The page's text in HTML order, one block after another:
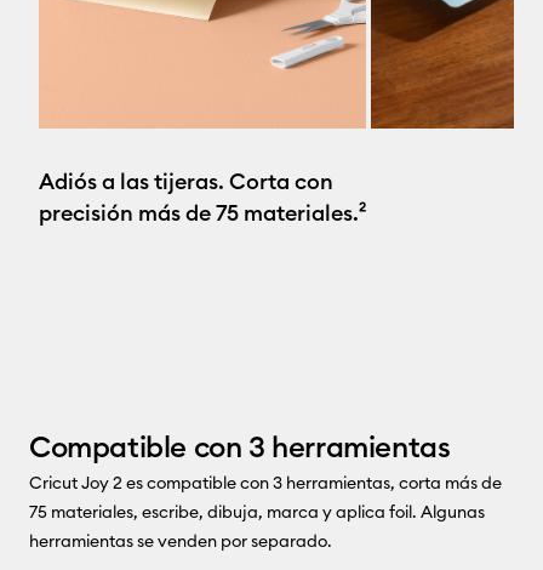
Adiós a las tijeras. Corta con
precisión más de 75 materiales.²
Compatible con 3 herramientas
Cricut Joy 2 es compatible con 3 herramientas, corta más de
75 materiales, escribe, dibuja, marca y aplica foil. Algunas
herramientas se venden por separado.